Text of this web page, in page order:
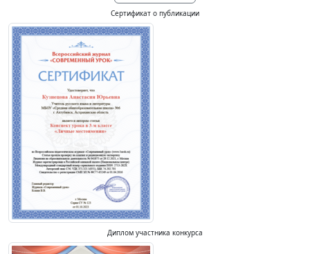
Сертификат о публикации
Диплом участника конкурса